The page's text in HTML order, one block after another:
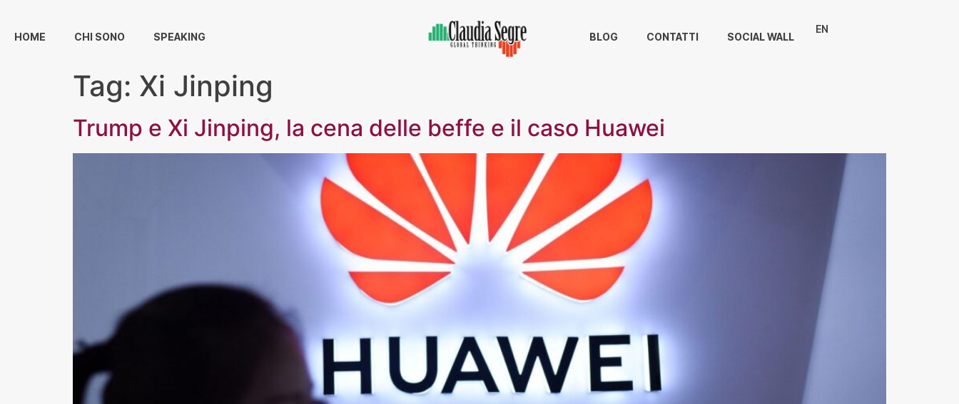
HOME CHI SONO SPEAKING BLOG CONTATTI SOCIAL WALL
EN
Tag: Xi Jinping
Trump e Xi Jinping, la cena delle beffe e il caso Huawei